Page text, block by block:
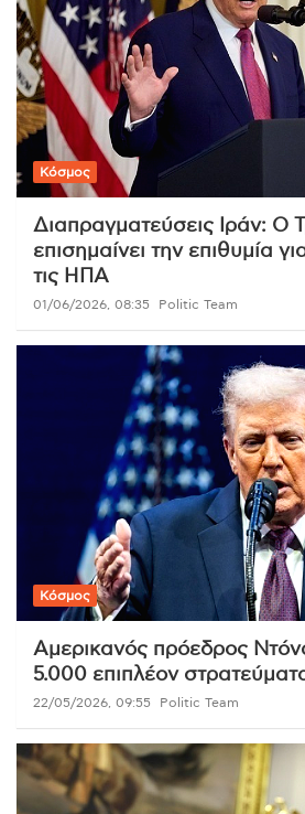
Κόσμος
Διαπραγματεύσεις Ιράν: Ο
επισημαίνει την επιθυμία
τις ΗΠΑ
01/06/2026, 08:35 Politic Team
Κόσμος
Αμερικανός πρόεδρος
5.000 επιπλέον
22/05/2026, 09:55 Politic Team